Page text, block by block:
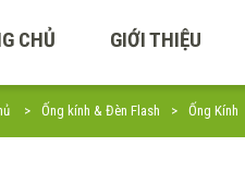
CHỦ GIỚI THIỆU
Ống kính & Đèn Flash Ống Kính